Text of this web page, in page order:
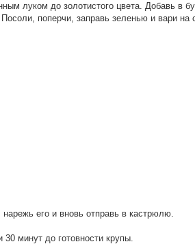
луком до золотистого цвета. Добавь в
поперчи, заправь зеленью и вари на
его и вновь отправь в кастрюлю.
минут до готовности крупы.